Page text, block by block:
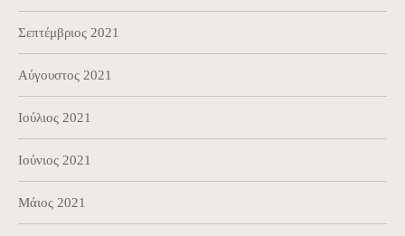
Σεπτέμβριος 2021
Αύγουστος 2021
Ιούλιος 2021
Ιούνιος 2021
Μάιος 2021